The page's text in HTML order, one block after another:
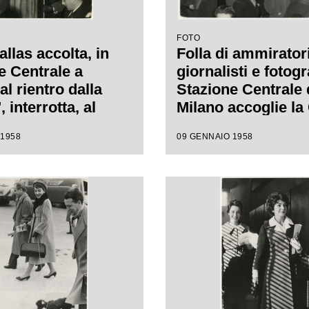
accolta, in
Centrale a
rientro dalla
interrotta, al
FOTO
Folla di
giornalisti e
Stazione Centrale
Milano accoglie la
interrotta, al Teatro
09 GENNAIO 1958